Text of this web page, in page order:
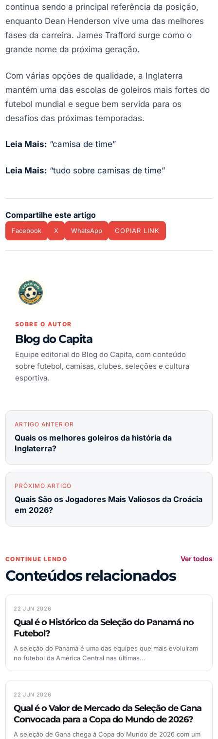
continua sendo a principal referência da posição,
enquanto Dean Henderson vive uma das melhores
fases da carreira. James Trafford surge como o
grande nome da próxima geração.
Com várias opções de qualidade, a Inglaterra
mantém uma das escolas de goleiros mais fortes do
futebol mundial e segue bem servida para os
desafios das próximas temporadas.
Leia Mais: “camisa de time”
Leia Mais: “tudo sobre camisas de time”
Compartilhe este artigo
Facebook X WhatsApp COPIAR LINK
SOBRE O AUTOR
Blog do Capita
Equipe editorial do Blog do Capita, com conteúdo
sobre futebol, camisas, clubes, seleções e cultura
esportiva.
ARTIGO ANTERIOR
Quais os melhores goleiros da história da
Inglaterra?
PRÓXIMO ARTIGO
Quais São os Jogadores Mais Valiosos da Croácia
em 2026?
CONTINUE LENDO
Conteúdos relacionados
Ver todos
22 JUN 2026
Qual é o Histórico da Seleção do Panamá no
Futebol?
A seleção do Panamá é uma das equipes que mais evoluíram
no futebol da América Central nas últimas…
22 JUN 2026
Qual é o Valor de Mercado da Seleção de Gana
Convocada para a Copa do Mundo de 2026?
A seleção de Gana chega à Copa do Mundo de 2026 com um